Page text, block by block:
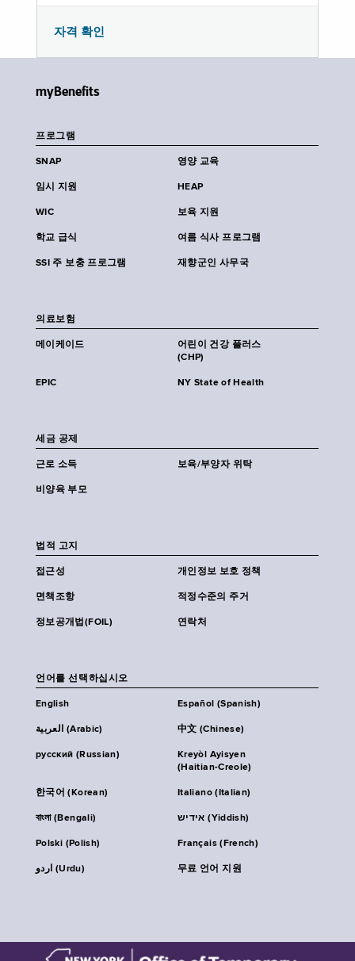
자격 확인
myBenefits
프로그램
SNAP 영양 교육
임시 지원 HEAP
WIC 보육 지원
학교 급식 여름 식사 프로그램
SSI 주 보충 프로그램 재향군인 사무국
의료보험
메이케이드
어린이 건강 플러스
(CHP)
EPIC NY State of Health
세금 공제
근로 소득 보육/부양자 위탁
비양육 부모
법적 고지
접근성 개인정보 보호 정책
면책조항 적정수준의 주거
정보공개법(FOIL) 연락처
언어를 선택하십시오
English Español (Spanish)
العربية (Arabic) 中文 (Chinese)
русский (Russian)
Kreyòl Ayisyen
(Haitian-Creole)
한국어 (Korean) Italiano (Italian)
বাংলা (Bengali) אידיש (Yiddish)
Polski (Polish) Français (French)
اردو (Urdu) 무료 언어 지원